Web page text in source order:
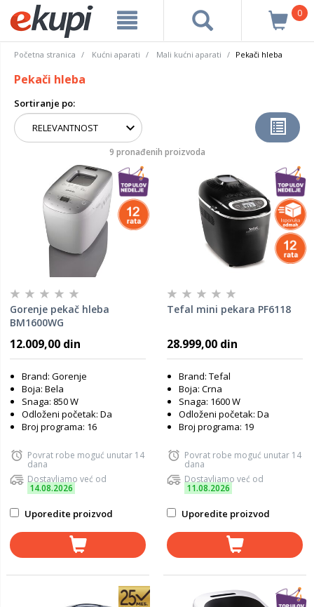
0
Početna stranica Kućni aparati Mali kućni aparati Pekači hleba
Pekači hleba
Sortiranje po:
9 pronađenih proizvoda
Gorenje pekač hleba
BM1600WG
12.009,00 din
Brand: Gorenje
Boja: Bela
Snaga: 850 W
Odloženi početak: Da
Broj programa: 16
Povrat robe moguć unutar 14
dana
Dostavljamo već od
14.08.2026
Uporedite proizvod
Tefal mini pekara PF6118
28.999,00 din
Brand: Tefal
Boja: Crna
Snaga: 1600 W
Odloženi početak: Da
Broj programa: 19
Povrat robe moguć unutar 14
dana
Dostavljamo već od
11.08.2026
Uporedite proizvod